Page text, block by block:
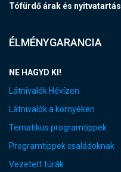
Tófürdő árak és nyitvatartás
ÉLMÉNYGARANCIA
NE HAGYD KI!
Látnivalók Hévízen
Látnivalók a környéken
Tematikus programtippek
Programtippek családoknak
Vezetett túrák